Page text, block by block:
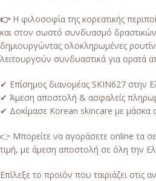
👉 Η φιλοσοφία της κορεατικής
και στον σωστό συνδυασμό
δημιουργώντας ολοκληρωμένες
λειτουργούν συνδυαστικά για ορατά
✔ Επίσημος διανομέας SKIN627 στην
✔ Άμεση αποστολή & ασφαλείς
✔ Δοκίμασε Korean skincare με μάσκα
👉 Μπορείτε να αγοράσετε online τα
τιμή, με άμεση αποστολή σε όλη την
Επίλεξε το προϊόν που ταιριάζει στις